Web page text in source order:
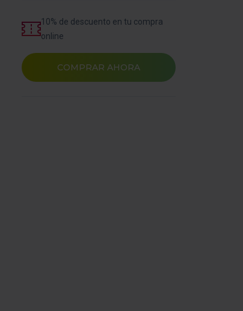
10% de descuento en tu compra
online
COMPRAR AHORA